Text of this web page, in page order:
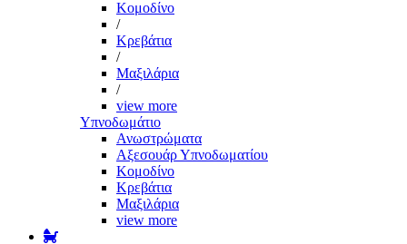
Κομοδίνο
/
Κρεβάτια
/
Μαξιλάρια
/
view more
Υπνοδωμάτιο
Ανωστρώματα
Αξεσουάρ Υπνοδωματίου
Κομοδίνο
Κρεβάτια
Μαξιλάρια
view more